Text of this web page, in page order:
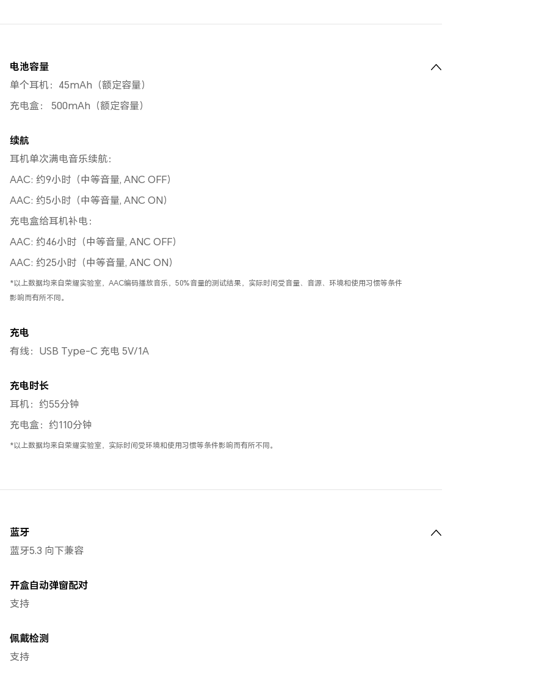
电池容量
单个耳机：45mAh（额定容量）
充电盒： 500mAh（额定容量）
续航
耳机单次满电音乐续航：
AAC: 约9小时（中等音量, ANC OFF）
AAC: 约5小时（中等音量, ANC ON）
充电盒给耳机补电：
AAC: 约46小时（中等音量, ANC OFF）
AAC: 约25小时（中等音量, ANC ON）
*以上数据均来自荣耀实验室，AAC编码播放音乐，50%音量的测试结果，实际时间受音量、音源、环境和使用习惯等条件
影响而有所不同。
充电
有线：USB Type-C 充电 5V/1A
充电时长
耳机：约55分钟
充电盒：约110分钟
*以上数据均来自荣耀实验室，实际时间受环境和使用习惯等条件影响而有所不同。
蓝牙
蓝牙5.3 向下兼容
开盒自动弹窗配对
支持
佩戴检测
支持